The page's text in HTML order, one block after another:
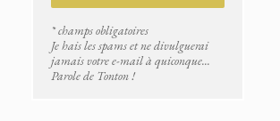
* champs obligatoires
Je hais les spams et ne divulguerai
jamais votre e-mail à quiconque...
Parole de Tonton !